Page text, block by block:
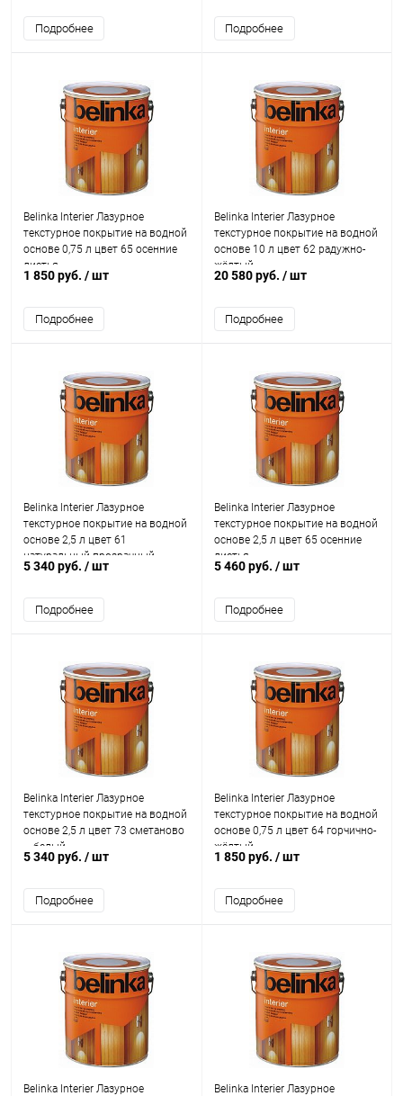
Подробнее Подробнее
Belinka Interier Лазурное
текстурное покрытие на водной
основе 0,75 л цвет 65 осенние
листья
1 850 руб. / шт
Подробнее
Belinka Interier Лазурное
текстурное покрытие на водной
основе 10 л цвет 62 радужно-
жёлтый
20 580 руб. / шт
Подробнее
Belinka Interier Лазурное
текстурное покрытие на водной
основе 2,5 л цвет 61
натуральный прозрачный
5 340 руб. / шт
Подробнее
Belinka Interier Лазурное
текстурное покрытие на водной
основе 2,5 л цвет 65 осенние
листья
5 460 руб. / шт
Подробнее
Belinka Interier Лазурное
текстурное покрытие на водной
основе 2,5 л цвет 73 сметаново
– белый
5 340 руб. / шт
Подробнее
Belinka Interier Лазурное
текстурное покрытие на водной
основе 0,75 л цвет 64 горчично-
жёлтый
1 850 руб. / шт
Подробнее
Belinka Interier Лазурное
Belinka Interier Лазурное